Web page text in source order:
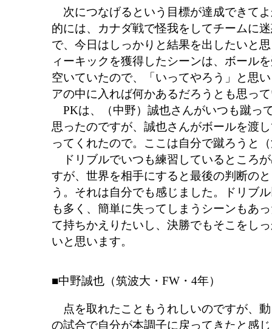
次につなげるという目標が達成できて
的には、カナダ戦で怪我をしてチームに
で、今日はしっかりと結果を出したいと
ィーキックを獲得したシーンは、ボール
空いていたので、「いってやろう」と思
アの中に入れば何かあるだろうとも思っ
PKは、（中野）誠也さんがいつも蹴っ
思ったのですが、誠也さんがボールを渡
ってくれたので。ここは自分で蹴ろうと
ドリブルでいつも練習しているところ
すが、世界を相手にすると最後の判断の
う。それは自分でも感じました。ドリブ
も多く、簡単に失ってしまうシーンもあ
て持ちかえりたいし、決勝でもそこをし
いと思います。
■中野誠也（筑波大・FW・4年）
点を取れたこともうれしいのですが、
の試合で自分が本調子に戻ってきたと感